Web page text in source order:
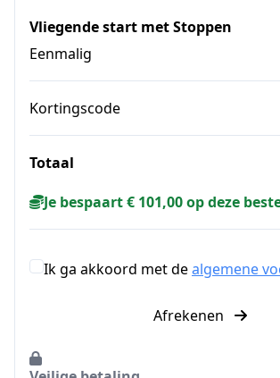
Vliegende start met Stoppen
Eenmalig
Kortingscode
Totaal
Je bespaart € 101,00 op deze
Ik ga akkoord met dealgemene
Afrekenen